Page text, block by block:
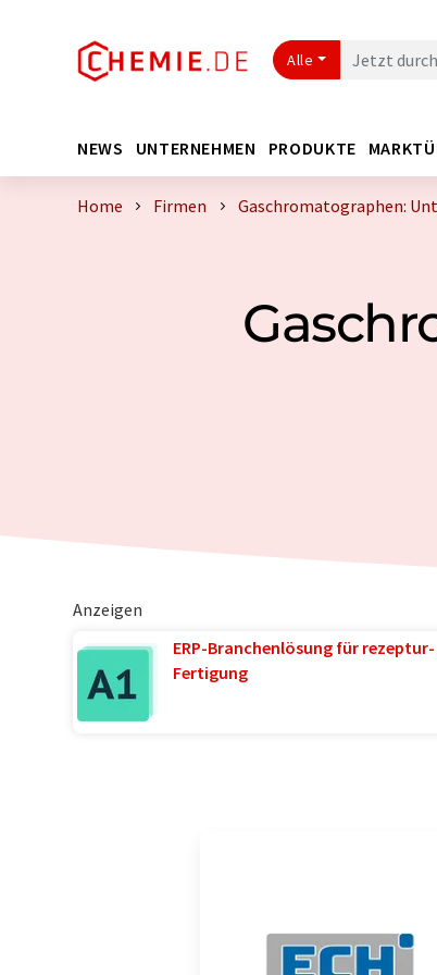
Alle
NEWS UNTERNEHMEN PRODUKTE
Home Firmen Gaschromatographen:
Anzeigen
ERP-Branchenlösung für
Fertigung